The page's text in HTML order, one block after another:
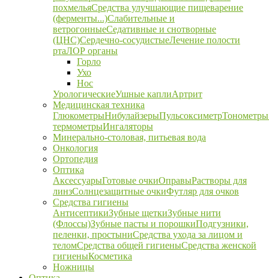
похмельяСредства улучшающие пищеварение
(ферменты...)Слабительные и
ветрогонныеСедативные и снотворные
(ЦНС)Сердечно-сосудистыеЛечение полости
ртаЛОР органы
Горло
Ухо
Нос
УрологическиеУшные каплиАртрит
Медицинская техника
ГлюкометрыНибулайзерыПульсоксиметрТонометры
термометрыИнгаляторы
Минерально-столовая, питьевая вода
Онкология
Ортопедия
Оптика
АксессуарыГотовые очкиОправыРастворы для
линзСолнцезащитные очкиФутляр для очков
Средства гигиены
АнтисептикиЗубные щеткиЗубные нити
(Флоссы)Зубные пасты и порошкиПодгузники,
пеленки, простыниСредства ухода за лицом и
теломСредства общей гигиеныСредства женской
гигиеныКосметика
Ножницы